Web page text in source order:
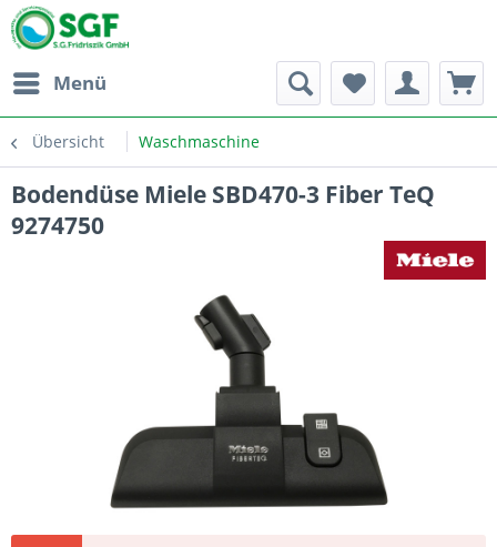
Menü
Übersicht Waschmaschine
Bodendüse Miele SBD470-3 Fiber TeQ
9274750